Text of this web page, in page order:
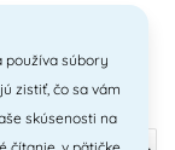
platieb
používa súbory
zistiť, čo sa vám
skúsenosti na